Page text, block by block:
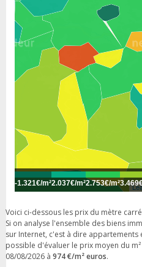
-1.321€/m²2.037€/m²2.753€/m²
Voici ci-dessous les prix du mètre
Si on analyse l'ensemble des biens
sur Internet, c'est à dire appartements
possible d'évaluer le prix moyen du
08/08/2026 à 974 €/m² euros.